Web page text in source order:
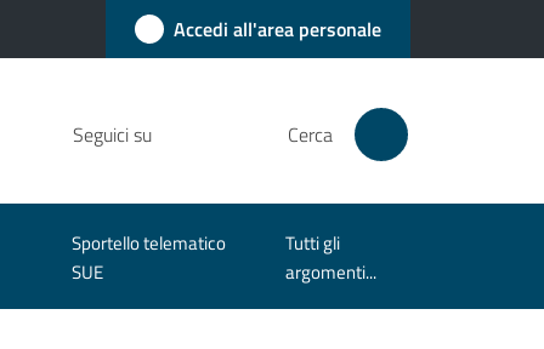
Accedi all'area personale
Seguici su Cerca
Sportello telematico
SUE
Tutti gli
argomenti...